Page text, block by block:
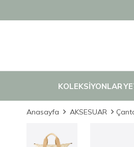
KOLEKSİYONLAR
Anasayfa AKSESUAR